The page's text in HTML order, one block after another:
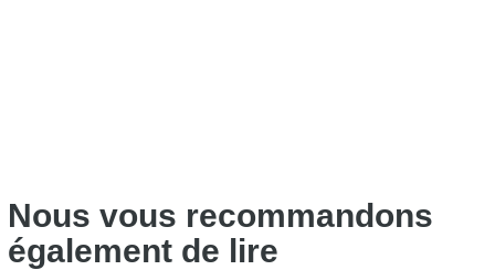
Nous vous recommandons
également de lire